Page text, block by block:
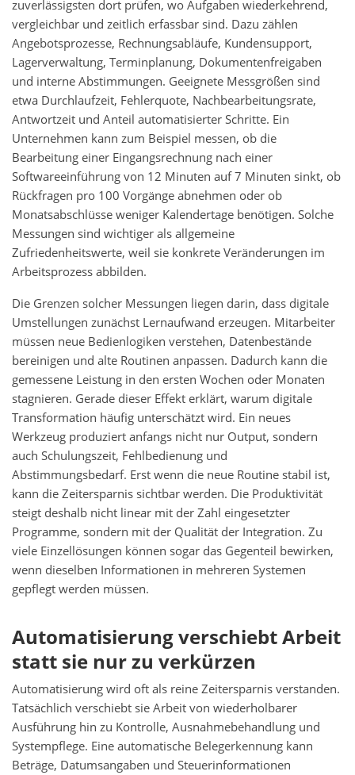
zuverlässigsten dort prüfen, wo Aufgaben wiederkehrend,
vergleichbar und zeitlich erfassbar sind. Dazu zählen
Angebotsprozesse, Rechnungsabläufe, Kundensupport,
Lagerverwaltung, Terminplanung, Dokumentenfreigaben
und interne Abstimmungen. Geeignete Messgrößen sind
etwa Durchlaufzeit, Fehlerquote, Nachbearbeitungsrate,
Antwortzeit und Anteil automatisierter Schritte. Ein
Unternehmen kann zum Beispiel messen, ob die
Bearbeitung einer Eingangsrechnung nach einer
Softwareeinführung von 12 Minuten auf 7 Minuten sinkt, ob
Rückfragen pro 100 Vorgänge abnehmen oder ob
Monatsabschlüsse weniger Kalendertage benötigen. Solche
Messungen sind wichtiger als allgemeine
Zufriedenheitswerte, weil sie konkrete Veränderungen im
Arbeitsprozess abbilden.
Die Grenzen solcher Messungen liegen darin, dass digitale
Umstellungen zunächst Lernaufwand erzeugen. Mitarbeiter
müssen neue Bedienlogiken verstehen, Datenbestände
bereinigen und alte Routinen anpassen. Dadurch kann die
gemessene Leistung in den ersten Wochen oder Monaten
stagnieren. Gerade dieser Effekt erklärt, warum digitale
Transformation häufig unterschätzt wird. Ein neues
Werkzeug produziert anfangs nicht nur Output, sondern
auch Schulungszeit, Fehlbedienung und
Abstimmungsbedarf. Erst wenn die neue Routine stabil ist,
kann die Zeitersparnis sichtbar werden. Die Produktivität
steigt deshalb nicht linear mit der Zahl eingesetzter
Programme, sondern mit der Qualität der Integration. Zu
viele Einzellösungen können sogar das Gegenteil bewirken,
wenn dieselben Informationen in mehreren Systemen
gepflegt werden müssen.
Automatisierung verschiebt Arbeit
statt sie nur zu verkürzen
Automatisierung wird oft als reine Zeitersparnis verstanden.
Tatsächlich verschiebt sie Arbeit von wiederholbarer
Ausführung hin zu Kontrolle, Ausnahmebehandlung und
Systempflege. Eine automatische Belegerkennung kann
Beträge, Datumsangaben und Steuerinformationen